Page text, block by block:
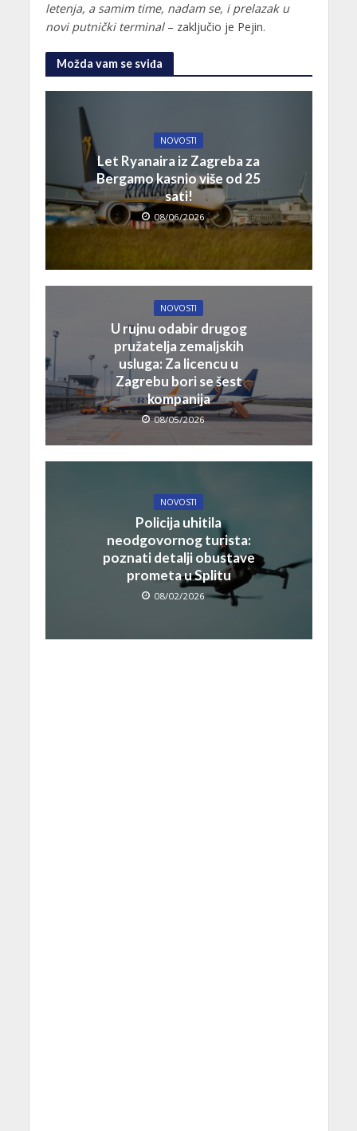
letenja, a samim time, nadam se, i prelazak u
novi putnički terminal– zaključio je Pejin.
Možda vam se sviđa
NOVOSTI
Let Ryanaira iz Zagreba za
Bergamo kasnio više od 25
sati!
08/06/2026
NOVOSTI
U rujnu odabir drugog
pružatelja zemaljskih
usluga: Za licencu u
Zagrebu bori se šest
kompanija
08/05/2026
NOVOSTI
Policija uhitila
neodgovornog turista:
poznati detalji obustave
prometa u Splitu
08/02/2026